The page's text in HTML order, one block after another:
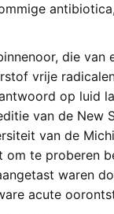
die
vrije
op luid
van de New
van de
om te proberen
waren
acute